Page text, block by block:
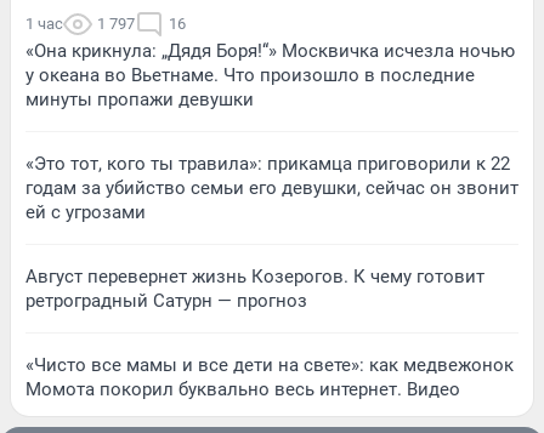
1 час 1 797 16
«Она крикнула: „Дядя Боря!“» Москвичка исчезла ночью
у океана во Вьетнаме. Что произошло в последние
минуты пропажи девушки
«Это тот, кого ты травила»: прикамца приговорили к 22
годам за убийство семьи его девушки, сейчас он звонит
ей с угрозами
Август перевернет жизнь Козерогов. К чему готовит
ретроградный Сатурн — прогноз
«Чисто все мамы и все дети на свете»: как медвежонок
Момота покорил буквально весь интернет. Видео